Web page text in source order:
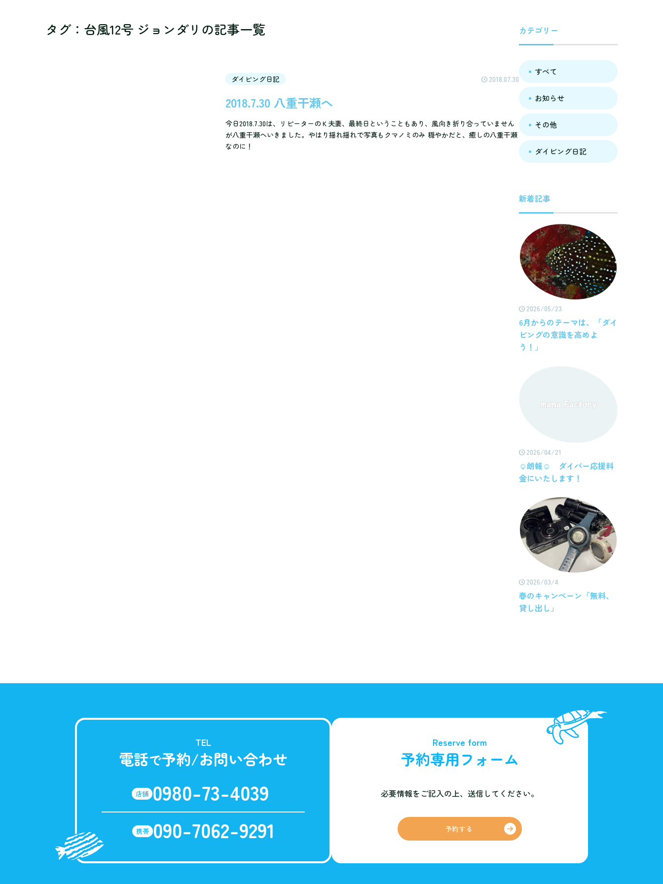
タグ：台風12号 ジョンダリ の記事一覧
ダイビング日記 2018.07.30
2018.7.30 八重干瀬へ
今日2018.7.30は、リピーターのＫ夫妻、最終日ということもあり、風向き折り合っていません
が八重干瀬へいきました。やはり揺れ揺れで写真もクマノミのみ 穏やかだと、癒しの八重干瀬
なのに！
カテゴリー
すべて
お知らせ
その他
ダイビング日記
新着記事
2026/05/23
6月からのテーマは、「ダイ
ビングの意識を高めよ
う！」
2026/04/21
☺朗報☺ ダイバー応援料
金にいたします！
2026/03/4
春のキャンペーン「無料、
貸し出し」
TEL
電話で予約/お問い合わせ
店舗 0980-73-4039
携帯 090-7062-9291
Reserve form
予約専用フォーム
必要情報をご記入の上、 送信してください。
予約する